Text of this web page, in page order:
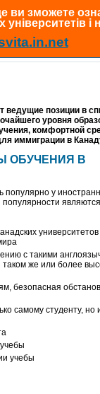
ви зможете
і
ведущие позиции в
уровня
комфортной
иммиграции в
ОБУЧЕНИЯ В
популярно у
являются
университетов
с такими
же или более
безопасная
самому студенту, но
учебы